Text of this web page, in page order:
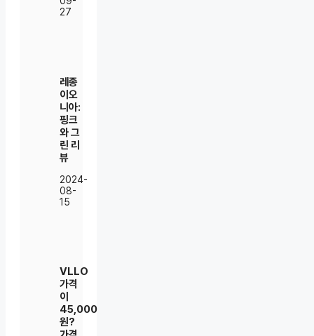
27
레종
이오
니아:
핑크
와 그
린 리
뷰
2024-
08-
15
VLLO
가격
이
45,000
원?